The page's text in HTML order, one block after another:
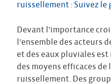
ruissellement : Suivez le
Devant l’importance
l’ensemble des acteurs
et des eaux pluviales
des moyens efficaces
ruissellement. Des